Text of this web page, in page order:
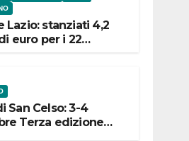
Lazio: stanziati 4,2
euro per i 22
San Celso: 3-4
Terza edizione